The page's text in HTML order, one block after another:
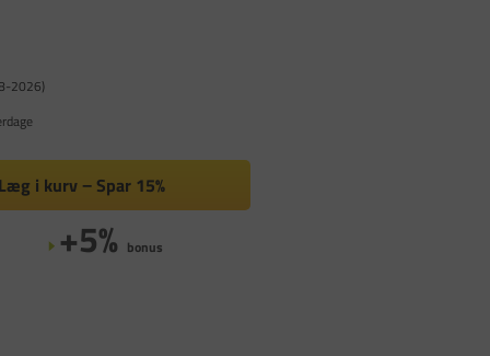
2026)
Læg i kurv Spar 15%
+5% bonus